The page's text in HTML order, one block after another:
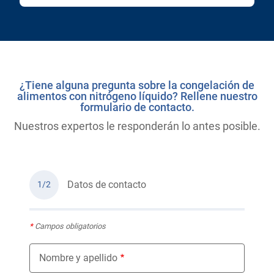
¿Tiene alguna pregunta sobre la congelación de
alimentos con nitrógeno líquido? Rellene nuestro
formulario de contacto.
Nuestros expertos le responderán lo antes posible.
1/2 Datos de contacto
*Campos obligatorios
Nombre y apellido